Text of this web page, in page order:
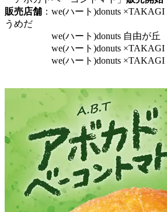
販売店舗 ：we(ハート)donuts
うめだ
we(ハート)donuts 自由が丘
we(ハート)donuts ×TAKAGI
we(ハート)donuts ×TAKAGI